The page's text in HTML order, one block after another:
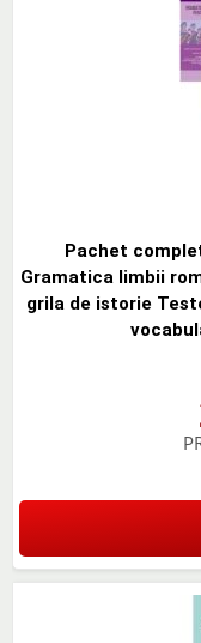
Pachet
Gramatica limbii
grila de istorie